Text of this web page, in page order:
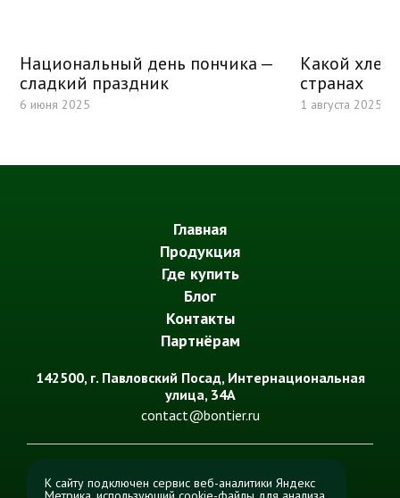
Национальный день пончика —
сладкий праздник
6 июня 2025
Какой хлеб
странах
1 августа 2025
К сайту подключен сервис веб-аналитики Яндекс
Главная
Продукция
Где купить
Блог
Контакты
Партнёрам
142500, г. Павловский Посад, Интернациональная
улица, 34А
contact@bontier.ru